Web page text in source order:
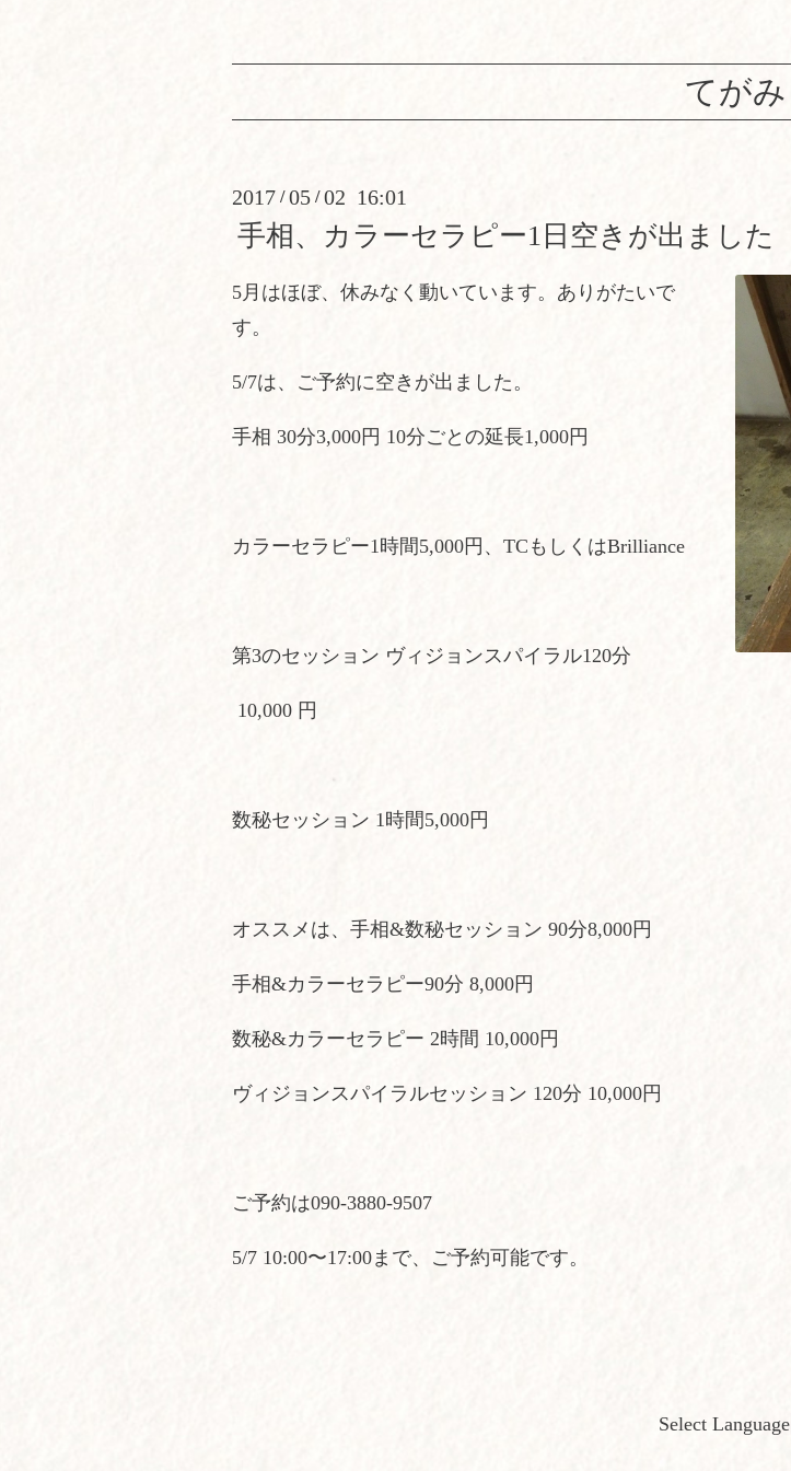
てがみ
2017 /05 /02 16:01
手相、カラーセラピー1日空きが出ました
5月はほぼ、休みなく動いています。ありがたいで
す。
5/7は、ご予約に空きが出ました。
手相 30分3,000円 10分ごとの延長1,000円
カラーセラピー1時間5,000円、TCもしくはBrilliance
第3のセッション ヴィジョンスパイラル120分
10,000 円
数秘セッション 1時間5,000円
オススメは、手相&数秘セッション 90分8,000円
手相&カラーセラピー90分 8,000円
数秘&カラーセラピー 2時間 10,000円
ヴィジョンスパイラルセッション 120分 10,000円
ご予約は090-3880-9507
5/7 10:00〜17:00まで、ご予約可能です。
Select Language